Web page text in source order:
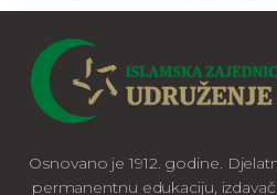
Osnovano je 1912. godine.
permanentnu edukaciju,